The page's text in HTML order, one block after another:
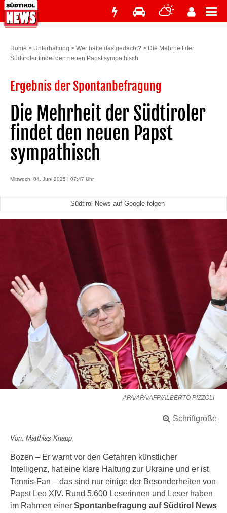
Home > Unterhaltung > Wer hätte das gedacht? > Die Mehrheit der
Südtiroler findet den neuen Papst sympathisch
Ergebnis der Spontanbefragung
Die Mehrheit der Südtiroler
findet den neuen Papst
sympathisch
Mittwoch, 04. Juni 2025 | 07:47 Uhr
Südtirol News auf Google folgen
APA/APA/AFP/ALBERTO PIZZOLI
Schriftgröße
Von: Matthias Knapp
Bozen – Er warnt vor den Gefahren künstlicher
Intelligenz, hat eine klare Haltung zur Ukraine und er ist
Tennis-Fan – das sind nur einige der Besonderheiten von
Papst Leo XIV. Rund 5.600 Leserinnen und Leser haben
im Rahmen einer Spontanbefragung auf Südtirol News